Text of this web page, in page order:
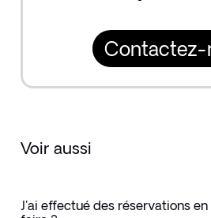
Contactez-
Voir aussi
J'ai effectué des réservations